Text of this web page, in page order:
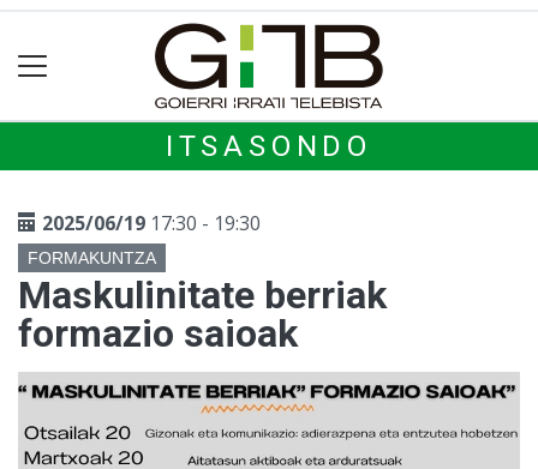
ITSASONDO
2025/06/19 17:30 - 19:30
FORMAKUNTZA
Maskulinitate berriak
formazio saioak